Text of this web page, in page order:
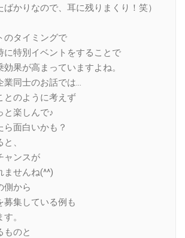
ばかりなので、耳に残りまくり！笑）
のタイミングで
に特別イベントをすることで
果が高まっていますよね。
業同士のお話では…
とのように考えず
と楽しんで♪
ら面白いかも？
、
ャンスが
ませんね(^^)
側から
募集している例も
。
ものと